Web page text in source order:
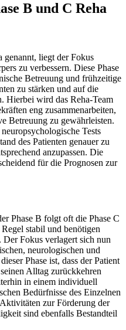
B und C Reha
genannt, liegt der Fokus
zu verbessern. Diese Phase
Betreuung und frühzeitige
zu stärken und auf die
Hierbei wird das Reha-Team
eng zusammenarbeiten,
Betreuung zu gewährleisten.
Tests
des Patienten genauer zu
anzupassen. Die
für die Prognosen zur
Phase B folgt oft die Phase C
stabil und benötigen
Fokus verlagert sich nun
neurologischen und
Phase ist, dass der Patient
Alltag zurückkehren
in einem individuell
Bedürfnisse des Einzelnen
zur Förderung der
sind ebenfalls Bestandteil